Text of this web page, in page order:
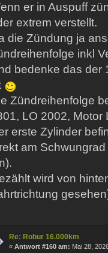
er in Auspuff
extrem verstellt.
die Zündung ja
inkl
bedenke das der
Zündreihenfolge
LO 2002, Motor
erste Zylinder
am
wird von
Re: Robur 16.000km
« Antwort #160 am: Mai 28,